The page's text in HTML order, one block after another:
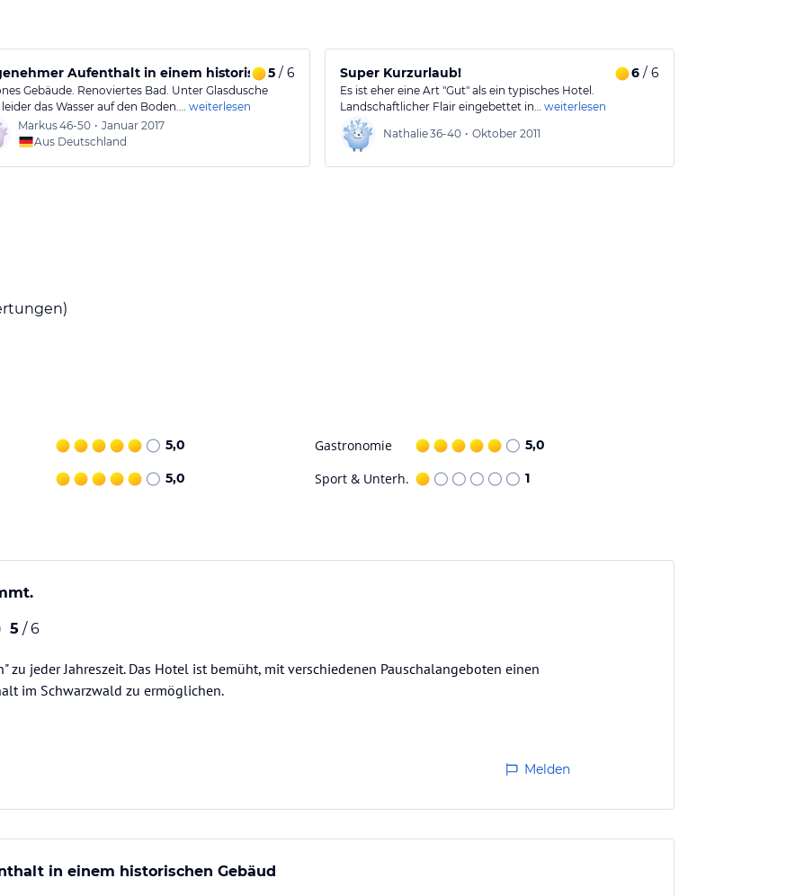
Aufenthalt in einem historischen Gebäud
5/ 6
Gebäude. Renoviertes Bad. Unter Glasdusche
leider das Wasser auf den Boden.… weiterlesen
Markus46-50 • Januar 2017
Aus Deutschland
Super Kurzurlaub! 6/ 6
Es ist eher eine Art "Gut" als ein typisches Hotel.
Landschaftlicher Flair eingebettet in… weiterlesen
Nathalie36-40 • Oktober 2011
5,0 Gastronomie 5,0
5,0 Sport & Unterh. 1
5 / 6
zu jeder Jahreszeit. Das Hotel ist bemüht, mit verschiedenen Pauschalangeboten einen
im Schwarzwald zu ermöglichen.
Melden
in einem historischen Gebäud